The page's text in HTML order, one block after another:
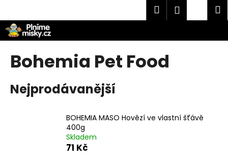
obsah
Hledat
Bohemia Pet Food
Nejprodávanější
BOHEMIA MASO Hovězí ve vlastní šťávě
400g
Skladem
71 Kč
o
š
í
Zpět
Zpět
C
o
p
o